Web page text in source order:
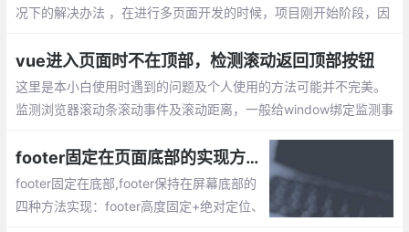
况下的解决办法 ，在进行多页面开发的时候，项目刚开始阶段，因
vue进入页面时不在顶部，检测滚动返回顶部按钮
这里是本小白使用时遇到的问题及个人使用的方法可能并不完美。
监测浏览器滚动条滚动事件及滚动距离，一般给window绑定监测事
footer固定在页面底部的实现方法总结
footer固定在底部,footer保持在屏幕底部的
四种方法实现：footer高度固定+绝对定位、